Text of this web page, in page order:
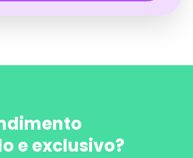
e exclusivo?